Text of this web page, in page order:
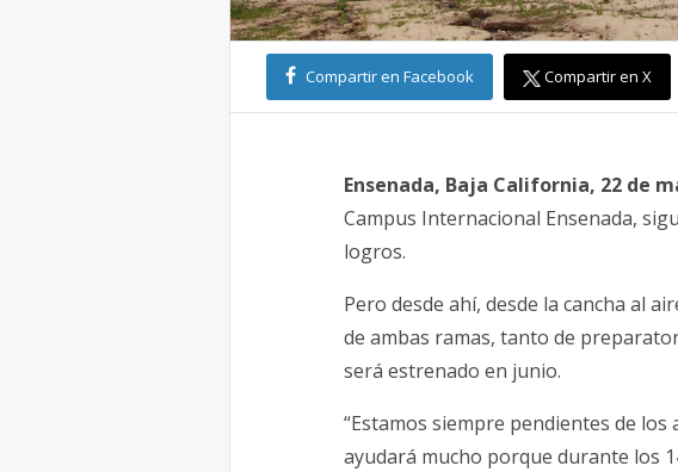
Compartir en Facebook Compartir en X
Ensenada, Baja California, 22 de
Campus Internacional Ensenada,
logros.
Pero desde ahí, desde la cancha al
de ambas ramas, tanto de
será estrenado en junio.
“Estamos siempre pendientes de
ayudará mucho porque durante los